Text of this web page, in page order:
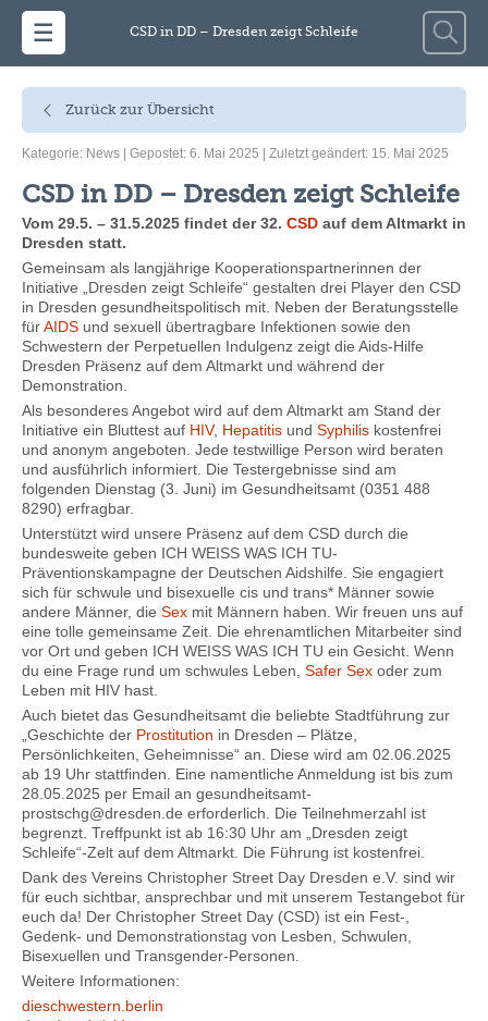
CSD in DD – Dresden zeigt Schleife
Suche
nach:
Zurück zur Übersicht
Kategorie: News | Gepostet: 6. Mai 2025 | Zuletzt geändert: 15. Mai 2025
CSD in DD – Dresden zeigt Schleife
Vom 29.5. – 31.5.2025 findet der 32. CSD auf dem Altmarkt in
Dresden statt.
Gemeinsam als langjährige Kooperationspartnerinnen der
Initiative „Dresden zeigt Schleife“ gestalten drei Player den CSD
in Dresden gesundheitspolitisch mit. Neben der Beratungsstelle
fürAIDS und sexuell übertragbare Infektionen sowie den
Schwestern der Perpetuellen Indulgenz zeigt die Aids-Hilfe
Dresden Präsenz auf dem Altmarkt und während der
Demonstration.
Als besonderes Angebot wird auf dem Altmarkt am Stand der
Initiative ein Bluttest auf HIV, Hepatitis und Syphilis kostenfrei
und anonym angeboten. Jede testwillige Person wird beraten
und ausführlich informiert. Die Testergebnisse sind am
folgenden Dienstag (3. Juni) im Gesundheitsamt (0351 488
8290) erfragbar.
Unterstützt wird unsere Präsenz auf dem CSD durch die
bundesweite geben ICH WEISS WAS ICH TU-
Präventionskampagne der Deutschen Aidshilfe. Sie engagiert
sich für schwule und bisexuelle cis und trans* Männer sowie
andere Männer, die Sex mit Männern haben. Wir freuen uns auf
eine tolle gemeinsame Zeit. Die ehrenamtlichen Mitarbeiter sind
vor Ort und geben ICH WEISS WAS ICH TU ein Gesicht. Wenn
du eine Frage rund um schwules Leben, Safer Sex oder zum
Leben mit HIV hast.
Auch bietet das Gesundheitsamt die beliebte Stadtführung zur
„Geschichte der Prostitution in Dresden – Plätze,
Persönlichkeiten, Geheimnisse“ an. Diese wird am 02.06.2025
ab 19 Uhr stattfinden. Eine namentliche Anmeldung ist bis zum
28.05.2025 per Email an gesundheitsamt-
prostschg@dresden.de erforderlich. Die Teilnehmerzahl ist
begrenzt. Treffpunkt ist ab 16:30 Uhr am „Dresden zeigt
Schleife“-Zelt auf dem Altmarkt. Die Führung ist kostenfrei.
Dank des Vereins Christopher Street Day Dresden e.V. sind wir
für euch sichtbar, ansprechbar und mit unserem Testangebot für
euch da! Der Christopher Street Day (CSD) ist ein Fest-,
Gedenk- und Demonstrationstag von Lesben, Schwulen,
Bisexuellen und Transgender-Personen.
Weitere Informationen:
dieschwestern.berlin